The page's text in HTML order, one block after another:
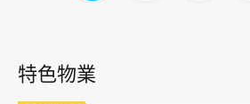
特色物業